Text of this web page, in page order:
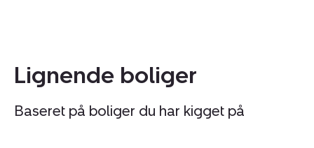
Lignende boliger
Baseret på boliger du har kigget på